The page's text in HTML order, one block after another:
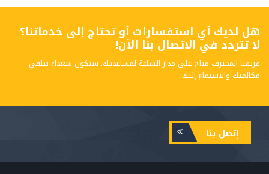
هل لديك أي استفسارات أو تحتاج إلى خدماتنا؟
لا تتردد في الاتصال بنا الآن!
فريقنا المحترف متاح على مدار الساعة لمساعدتك. سنكون سعداء بتلقي
مكالمتك والاستماع إليك.
إتصل بنا